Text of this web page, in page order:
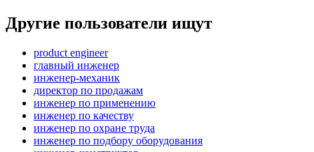
Другие пользователи ищут
product engineer
главный инженер
инженер-механик
директор по продажам
инженер по применению
инженер по качеству
инженер по охране труда
инженер по подбору оборудования